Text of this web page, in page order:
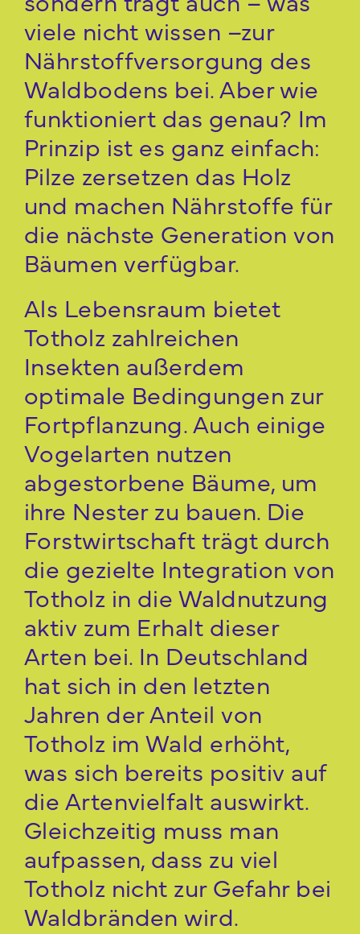
viele nicht wissen –zur
Nährstoffversorgung des
Waldbodens bei. Aber wie
funktioniert das genau? Im
Prinzip ist es ganz einfach:
Pilze zersetzen das Holz
und machen Nährstoffe für
die nächste Generation von
Bäumen verfügbar.
Als Lebensraum bietet
Totholz zahlreichen
Insekten außerdem
optimale Bedingungen zur
Fortpflanzung. Auch einige
Vogelarten nutzen
abgestorbene Bäume, um
ihre Nester zu bauen. Die
Forstwirtschaft trägt durch
die gezielte Integration von
Totholz in die Waldnutzung
aktiv zum Erhalt dieser
Arten bei. In Deutschland
hat sich in den letzten
Jahren der Anteil von
Totholz im Wald erhöht,
was sich bereits positiv auf
die Artenvielfalt auswirkt.
Gleichzeitig muss man
aufpassen, dass zu viel
Totholz nicht zur Gefahr bei
Waldbränden wird.